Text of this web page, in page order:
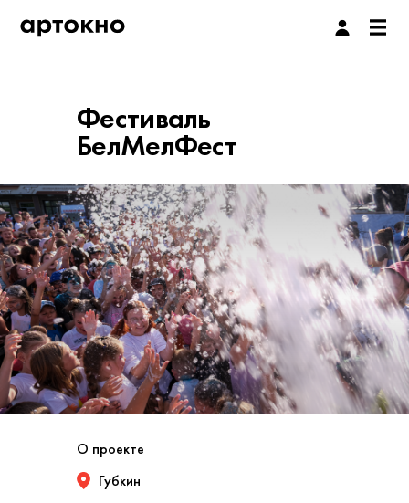
Фестиваль
БелМелФест
О проекте
Губкин